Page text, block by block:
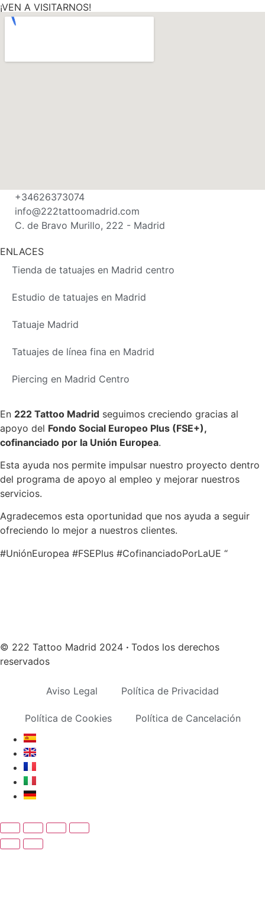
¡VEN A VISITARNOS!
+34626373074
info@222tattoomadrid.com
C. de Bravo Murillo, 222 - Madrid
ENLACES
Tienda de tatuajes en Madrid centro
Estudio de tatuajes en Madrid
Tatuaje Madrid
Tatuajes de línea fina en Madrid
Piercing en Madrid Centro
En 222 Tattoo Madrid seguimos creciendo gracias al
apoyo del Fondo Social Europeo Plus (FSE+),
cofinanciado por la Unión Europea.
Esta ayuda nos permite impulsar nuestro proyecto dentro
del programa de apoyo al empleo y mejorar nuestros
servicios.
Agradecemos esta oportunidad que nos ayuda a seguir
ofreciendo lo mejor a nuestros clientes.
#UniónEuropea #FSEPlus #CofinanciadoPorLaUE “
© 222 Tattoo Madrid 2024 · Todos los derechos
reservados
Aviso Legal Política de Privacidad
Política de Cookies Política de Cancelación